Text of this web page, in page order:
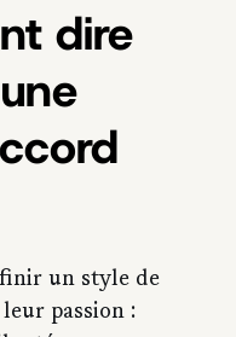
dire
un style de
passion :